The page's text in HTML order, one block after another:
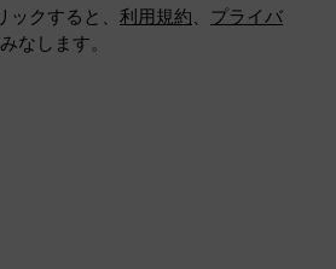
クすると、 利用規約、 プライバ
なします。